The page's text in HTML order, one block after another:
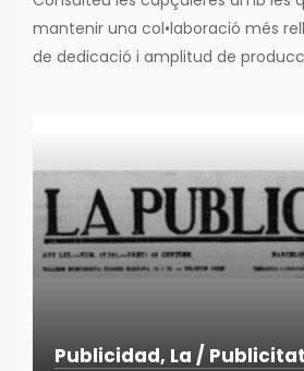
mantenir una col•laboració més
de dedicació i amplitud de
Publicidad, La /